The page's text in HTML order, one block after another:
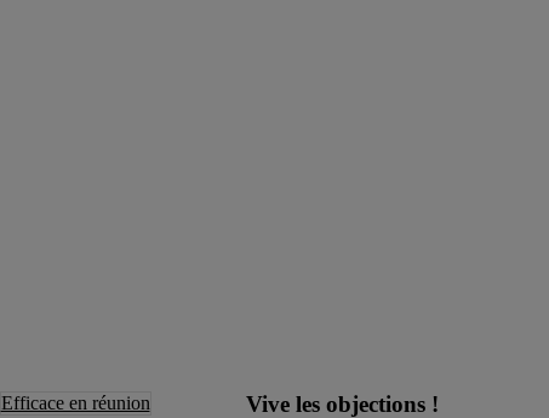
Efficace en réunion Vive les objections !